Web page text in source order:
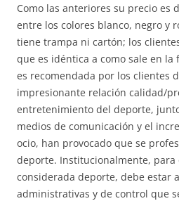
Como las anteriores su precio es
entre los colores blanco, negro y
tiene trampa ni cartón; los
que es idéntica a como sale en la
es recomendada por los clientes
impresionante relación calidad/
entretenimiento del deporte,
medios de comunicación y el
ocio, han provocado que se
deporte. Institucionalmente, para
considerada deporte, debe estar
administrativas y de control que